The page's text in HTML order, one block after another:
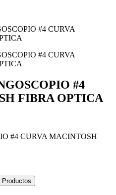
#4
FIBRA OPTICA
#4 CURVA MACINTOSH
Productos